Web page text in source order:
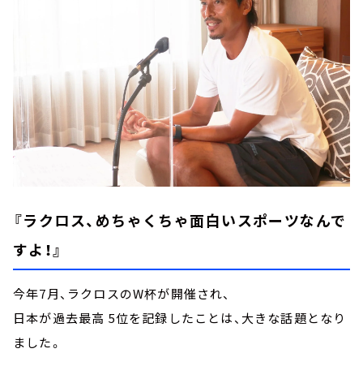
『ラクロス、めちゃくちゃ面白いスポーツなんで
すよ！』
今年7月、ラクロスのW杯が開催され、
日本が過去最高 5位を記録したことは、大きな話題となり
ました。